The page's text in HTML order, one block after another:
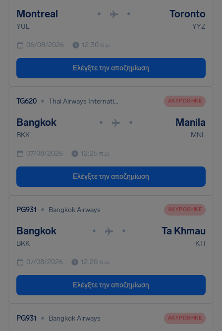
Montreal • • Toronto
YUL YYZ
06/08/2026 12:30 π.μ.
Ελέγξτε την αποζημίωση
TG620 • Thai Airways International ΑΚΥΡΏΘΗΚΕ
Bangkok • • Manila
BKK MNL
07/08/2026 12:25 π.μ.
Ελέγξτε την αποζημίωση
PG931 • Bangkok Airways ΑΚΥΡΏΘΗΚΕ
Bangkok • • Ta Khmau
BKK KTI
07/08/2026 12:20 π.μ.
Ελέγξτε την αποζημίωση
PG931 • Bangkok Airways ΑΚΥΡΏΘΗΚΕ